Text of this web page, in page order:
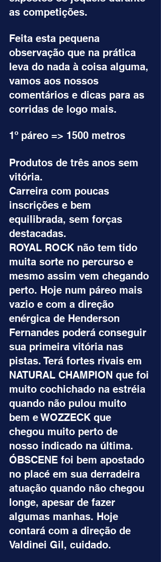
as competições.
Feita esta pequena
observação que na prática
leva do nada à coisa alguma,
vamos aos nossos
comentários e dicas para as
corridas de logo mais.
1º páreo => 1500 metros
Produtos de três anos sem
vitória.
Carreira com poucas
inscrições e bem
equilibrada, sem forças
destacadas.
ROYAL ROCK não tem tido
muita sorte no percurso e
mesmo assim vem chegando
perto. Hoje num páreo mais
vazio e com a direção
enérgica de Henderson
Fernandes poderá conseguir
sua primeira vitória nas
pistas. Terá fortes rivais em
NATURAL CHAMPION que foi
muito cochichado na estréia
quando não pulou muito
bem e WOZZECK que
chegou muito perto de
nosso indicado na última.
ÓBSCENE foi bem apostado
no placé em sua derradeira
atuação quando não chegou
longe, apesar de fazer
algumas manhas. Hoje
contará com a direção de
Valdinei Gil, cuidado.